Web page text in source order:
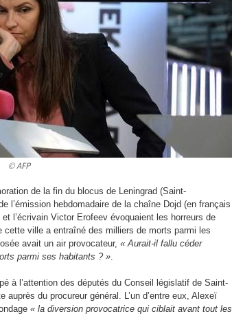
© AFP
de la fin du blocus de Leningrad (Saint-
l’émission hebdomadaire de la chaîne Dojd (en français
l’écrivain Victor Erofeev évoquaient les horreurs de
ville a entraîné des milliers de morts parmi les
avait un air provocateur, « Aurait-il fallu céder
parmi ses habitants ? ».
à l’attention des députés du Conseil législatif de Saint-
auprès du procureur général. L’un d’entre eux, Alexeï
« la diversion provocatrice qui ciblait avant tout les